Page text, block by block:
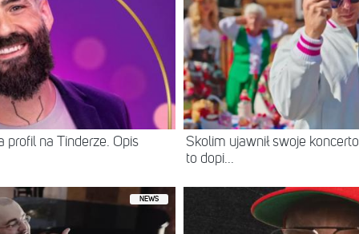
profil na Tinderze. Opis
Skolim ujawnił swoje
to dopi...
NEWS